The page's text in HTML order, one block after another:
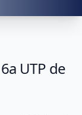
UTP de